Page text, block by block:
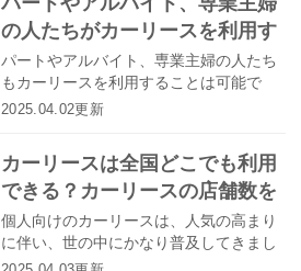
軽自動車も増えてきています。商用バン
をベースにしたスズキエブリイワゴンは
軽自動車の中ではトップクラスの室内空
間を誇ります。エブリイワゴンの気にな
します！
の人たちがカーリースを利用す
るために知っておきたいポイン
トとは？
パートやアルバイト、専業主婦の人たち
もカーリースを利用することは可能で
す。でも、事前に知っておくべき大切な
2025.04.02更新
カーリースは全国どこでも利用
できる？カーリースの店舗数を
チェック！
個人向けのカーリースは、人気の高まり
に伴い、世の中にかなり普及してきまし
た。今やカーリースは全国的なサービス